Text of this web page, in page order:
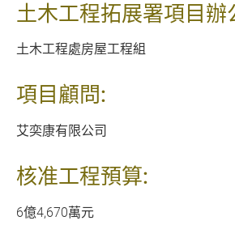
土木工程拓展署項目辦
土木工程處房屋工程組
項目顧問:
艾奕康有限公司
核准工程預算:
6億4,670萬元